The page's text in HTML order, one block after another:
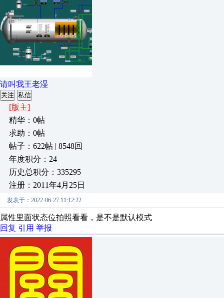
请叫我王老湿
关注 私信
[版主]
精华：0帖
求助：0帖
帖子：622帖 | 8548回
年度积分：24
历史总积分：335295
注册：2011年4月25日
发表于：2022-06-27 11:12:22
属性里面状态位拍照看看，是不是默认模式
回复 引用 举报